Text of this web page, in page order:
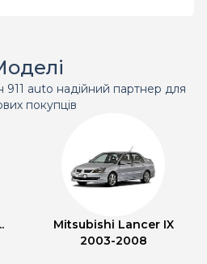
911 auto надійний партнер для
покупців
Mitsubishi Lancer IX
2003-2008